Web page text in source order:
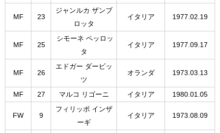
MF 23
ジャンルカ ザンブ
ロッタ
イタリア 1977.02.19
MF 25
シモーネ ペッロッ
タ
イタリア 1977.09.17
MF 26
エドガー ダービッ
ツ
オランダ 1973.03.13
MF 27 マルコ リゴーニ イタリア 1980.01.05
FW 9
フィリッポ インザ
ーギ
イタリア 1973.08.09